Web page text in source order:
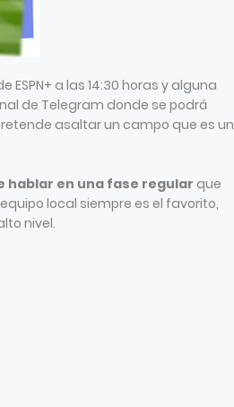
ESPN+ a las 14:30 horas y alguna
de Telegram donde se podrá
asaltar un campo que es un
hablar en una fase regular que
local siempre es el favorito,
nivel.